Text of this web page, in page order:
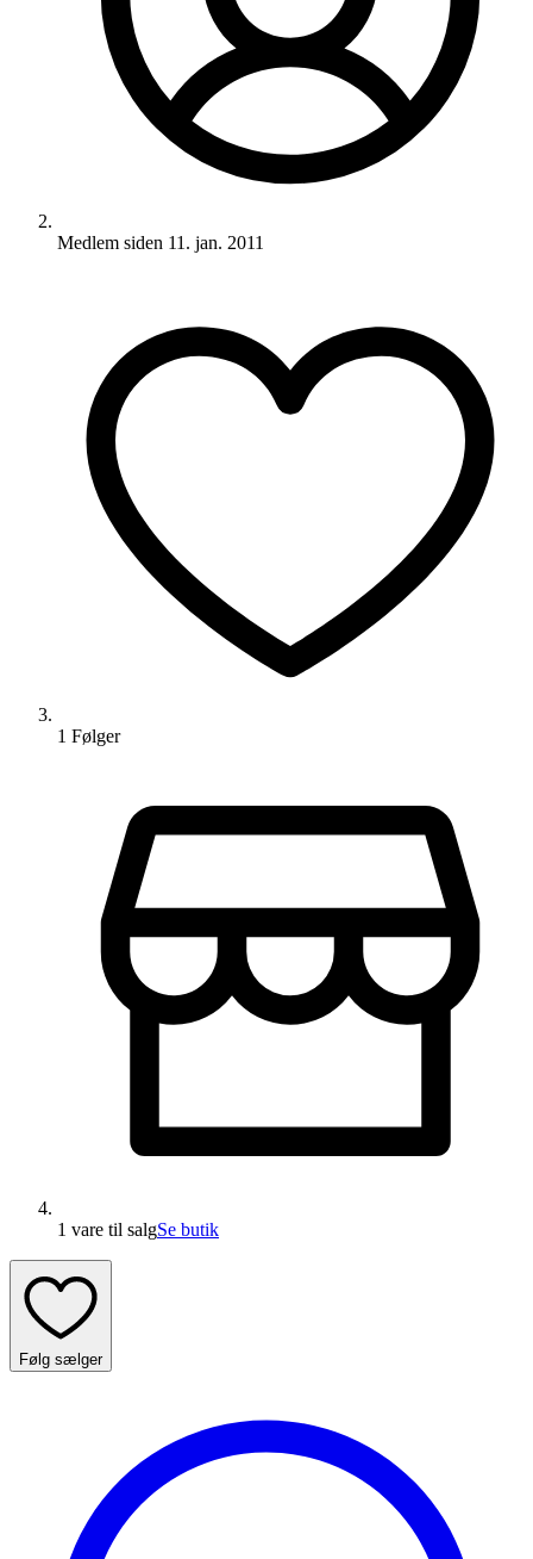
Medlem siden 11. jan. 2011
1 Følger
1 vare til salgSe butik
Følg sælger